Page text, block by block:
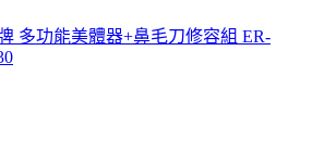
多功能美體器+鼻毛刀修容組 ER-